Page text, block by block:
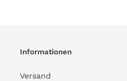
Informationen
Versand